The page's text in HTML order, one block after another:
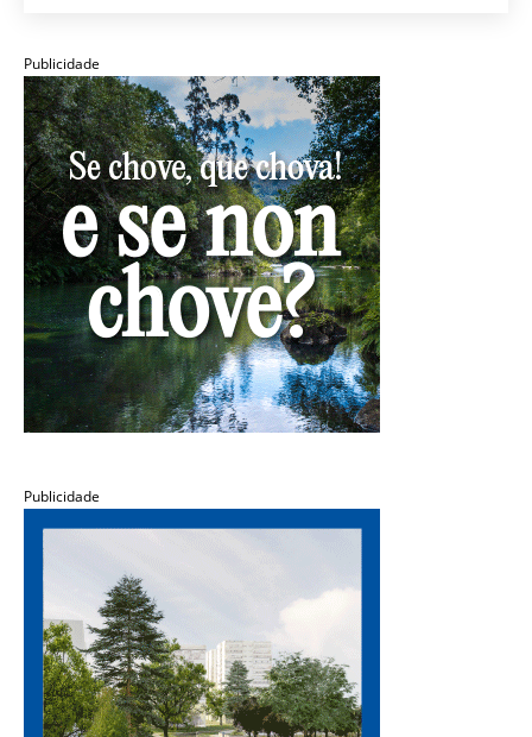
Publicidade
Publicidade